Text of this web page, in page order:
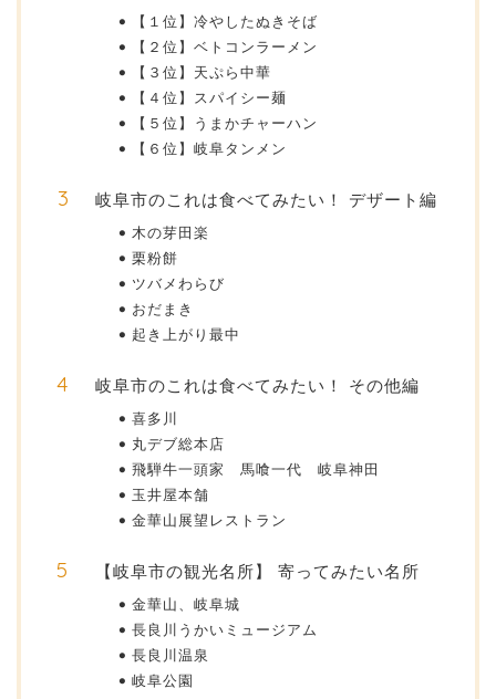
【１位】冷やしたぬきそば
【２位】ベトコンラーメン
【３位】天ぷら中華
【４位】スパイシー麺
【５位】うまかチャーハン
【６位】岐阜タンメン
岐阜市のこれは食べてみたい！ デザート編
木の芽田楽
栗粉餅
ツバメわらび
おだまき
起き上がり最中
岐阜市のこれは食べてみたい！ その他編
喜多川
丸デブ総本店
飛騨牛一頭家 馬喰一代 岐阜神田
玉井屋本舗
金華山展望レストラン
【岐阜市の観光名所】 寄ってみたい名所
金華山、岐阜城
長良川うかいミュージアム
長良川温泉
岐阜公園